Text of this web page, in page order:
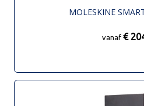
MOLESKINE
vanaf €